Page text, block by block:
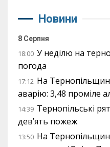
Новини
8 Серпня
18:00 У неділю на
погода
17:12 На
аварію: 3,48 проміле
14:39 Тернопільські
дев’ять пожеж
13:50 На